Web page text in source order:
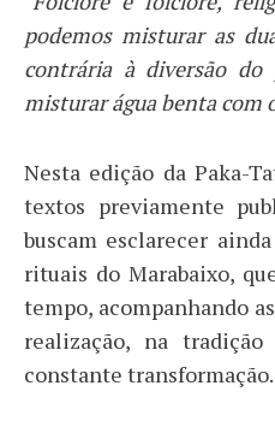
podemos misturar as
contrária à diversão do
misturar água benta com
Nesta edição da Paka-
textos previamente
buscam esclarecer
rituais do Marabaixo,
tempo, acompanhando
realização, na
constante transformação.